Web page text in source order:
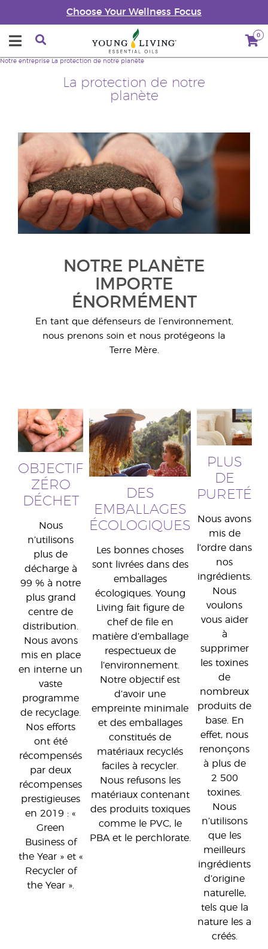
Choose Your Wellness Focus
0
La protection de notre
planète
Notre entreprise La protection de notre planète
NOTRE PLANÈTE
IMPORTE
ÉNORMÉMENT
En tant que défenseurs de l’environnement,
nous prenons soin et nous protégeons la
Terre Mère.
OBJECTIF
ZÉRO
DÉCHET
Nous
n’utilisons
plus de
décharge à
99 % à notre
plus grand
centre de
distribution.
Nous avons
mis en place
en interne un
vaste
programme
de recyclage.
Nos efforts
ont été
récompensés
par deux
récompenses
prestigieuses
en 2019 : «
Green
Business of
the Year » et «
Recycler of
the Year ».
DES
EMBALLAGES
ÉCOLOGIQUES
Les bonnes choses
sont livrées dans des
emballages
écologiques. Young
Living fait figure de
chef de file en
matière d’emballage
respectueux de
l’environnement.
Notre objectif est
d’avoir une
empreinte minimale
et des emballages
constitués de
matériaux recyclés
faciles à recycler.
Nous refusons les
matériaux contenant
des produits toxiques
comme le PVC, le
PBA et le perchlorate.
PLUS
DE
PURETÉ
Nous avons
mis de
l’ordre dans
nos
ingrédients.
Nous
voulons
vous aider
à
supprimer
les toxines
de
nombreux
produits de
base. En
effet, nous
renonçons
à plus de
2 500
toxines.
Nous
n’utilisons
que les
meilleurs
ingrédients
d’origine
naturelle,
tels que la
nature les a
créés.